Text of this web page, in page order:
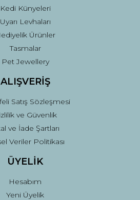
Kedi Künyeleri
Uyarı Levhaları
Ürünler
Tasmalar
Pet Jewellery
ALIŞVERİŞ
Satış Sözleşmesi
ve Güvenlik
ve İade Şartları
Veriler Politikası
ÜYELİK
Hesabım
Yeni Üyelik